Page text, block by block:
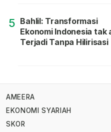
5 Bahlil: Transformasi
Ekonomi Indonesia tak
Terjadi Tanpa Hilirisasi
AMEERA
EKONOMI SYARIAH
SKOR